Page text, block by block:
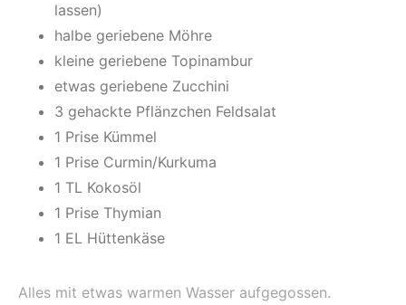
lassen)
halbe geriebene Möhre
kleine geriebene Topinambur
etwas geriebene Zucchini
3 gehackte Pflänzchen Feldsalat
1 Prise Kümmel
1 Prise Curmin/Kurkuma
1 TL Kokosöl
1 Prise Thymian
1 EL Hüttenkäse
Alles mit etwas warmen Wasser aufgegossen.